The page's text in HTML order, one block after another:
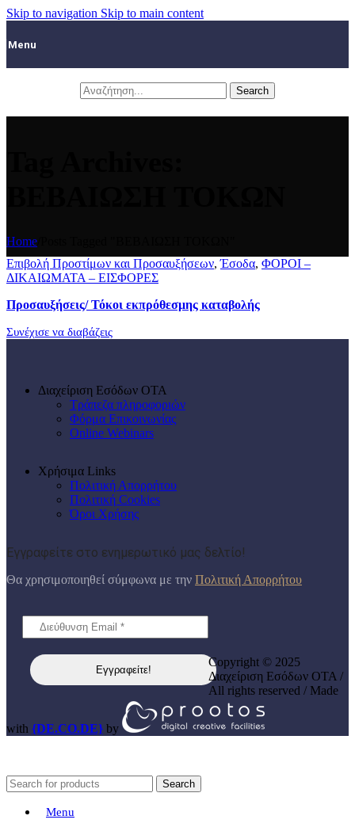
Skip to navigation Skip to main content
Menu
Search
Home
Επιβολή Προστίμων και Προσαυξήσεων,Έσοδα, ΦΟΡΟΙ –
ΔΙΚΑΙΩΜΑΤΑ – ΕΙΣΦΟΡΕΣ
Προσαυξήσεις/ Τόκοι εκπρόθεσμης καταβολής
Συνέχισε να διαβάζεις
Διαχείριση Εσόδων ΟΤΑ
Τράπεζα πληροφοριών
Φόρμα Επικοινωνίας
Online Webinars
Χρήσιμα Links
Πολιτική Απορρήτου
Πολιτική Cookies
Όροι Χρήσης
Εγγραφείτε στο ενημερωτικό μας δελτίο!
Θα χρησιμοποιηθεί σύμφωνα με την Πολιτική Απορρήτου
Copyright © 2025
Διαχείριση Εσόδων ΟΤΑ /
All rights reserved / Made
with {DE.CO.DE} by
Search
Menu